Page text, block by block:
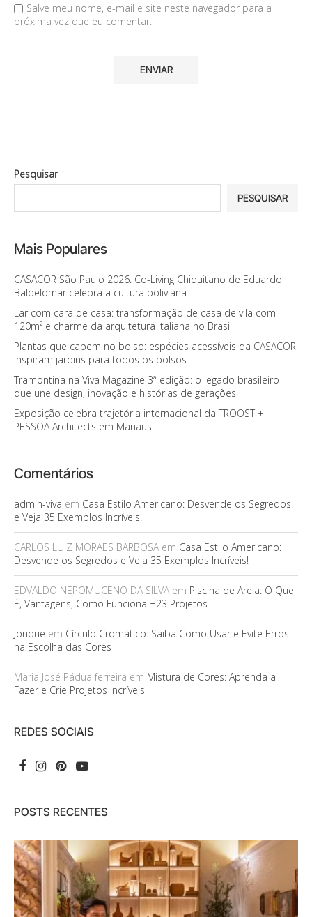
Salve meu nome, e-mail e site neste navegador para a
próxima vez que eu comentar.
Pesquisar
PESQUISAR
Mais Populares
CASACOR São Paulo 2026: Co-Living Chiquitano de Eduardo
Baldelomar celebra a cultura boliviana
Lar com cara de casa: transformação de casa de vila com
120m² e charme da arquitetura italiana no Brasil
Plantas que cabem no bolso: espécies acessíveis da CASACOR
inspiram jardins para todos os bolsos
Tramontina na Viva Magazine 3ª edição: o legado brasileiro
que une design, inovação e histórias de gerações
Exposição celebra trajetória internacional da TROOST +
PESSOA Architects em Manaus
Comentários
admin-viva em Casa Estilo Americano: Desvende os Segredos
e Veja 35 Exemplos Incríveis!
CARLOS LUIZ MORAES BARBOSAem Casa Estilo Americano:
Desvende os Segredos e Veja 35 Exemplos Incríveis!
EDVALDO NEPOMUCENO DA SILVAem Piscina de Areia: O Que
É, Vantagens, Como Funciona +23 Projetos
Jonque em Círculo Cromático: Saiba Como Usar e Evite Erros
na Escolha das Cores
Maria José Pádua ferreira em Mistura de Cores: Aprenda a
Fazer e Crie Projetos Incríveis
REDES SOCIAIS
POSTS RECENTES